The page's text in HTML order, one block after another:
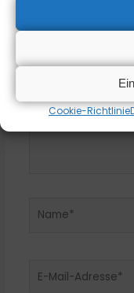
Cookie-Richtlinie
Hier
Mail-